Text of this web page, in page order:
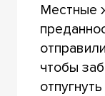
Местные
чтобы